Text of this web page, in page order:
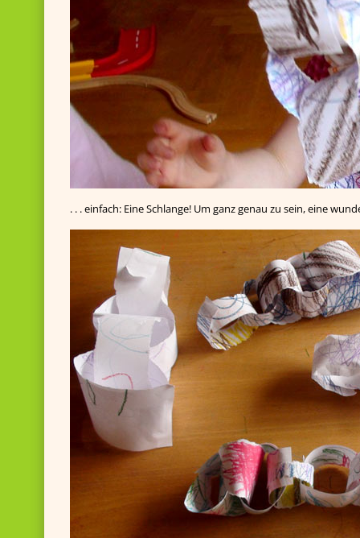
. . . einfach: Eine Schlange! Um ganz genau zu sein, eine